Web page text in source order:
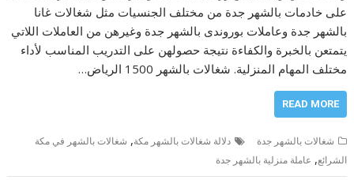
على خادمات بالشهر جدة من مختلف الجنسيات مثل شغالات غانا
بالشهر جدة وعاملات بوروندى بالشهر جدة وغيرهن من العاملات اللاتي
يتمتعن بالخبرة والكفاءة نتيجة حصولهن على التدريب المناسب لأداء
مختلف المهام المنزلية. شغالات بالشهر 1500 الرياض…
READ MORE
شغالات بالشهر جدة دلالة شغالات بالشهر مكة, شغالات بالشهر في مكة
الشرائع, عاملة منزلية بالشهر جدة